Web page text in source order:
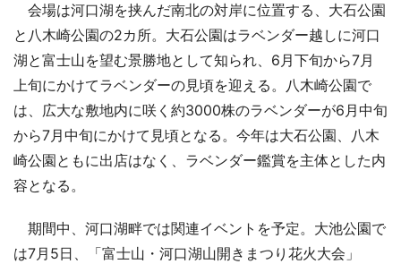
会場は河口湖を挟んだ南北の対岸に位置する、大石公園
と八木崎公園の2カ所。大石公園はラベンダー越しに河口
湖と富士山を望む景勝地として知られ、6月下旬から7月
上旬にかけてラベンダーの見頃を迎える。八木崎公園で
は、広大な敷地内に咲く約3000株のラベンダーが6月中旬
から7月中旬にかけて見頃となる。今年は大石公園、八木
崎公園ともに出店はなく、ラベンダー鑑賞を主体とした内
容となる。
期間中、河口湖畔では関連イベントを予定。大池公園で
は7月5日、「富士山・河口湖山開きまつり花火大会」